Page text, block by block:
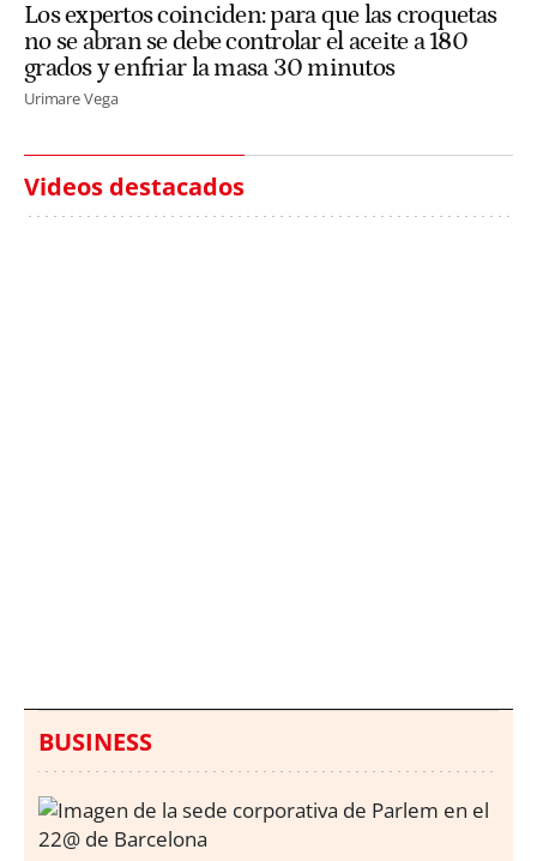
Los expertos coinciden: para que las croquetas
no se abran se debe controlar el aceite a 180
grados y enfriar la masa 30 minutos
Urimare Vega
Videos destacados
BUSINESS